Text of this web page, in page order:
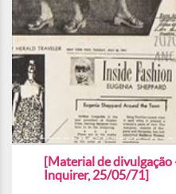
[Material de divulgação
Inquirer, 25/05/71]